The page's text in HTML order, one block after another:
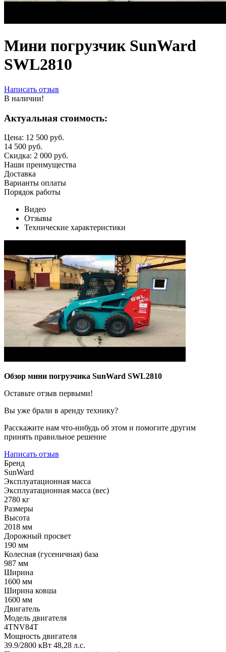
Мини погрузчик SunWard
SWL2810
Написать отзыв
В наличии!
Актуальная стоимость:
Цена: 12 500 руб.
14 500 руб.
Скидка: 2 000 руб.
Наши преимущества
Доставка
Варианты оплаты
Порядок работы
Видео
Отзывы
Технические характеристики
Обзор мини погрузчика SunWard SWL2810
Оставьте отзыв первыми!
Вы уже брали в аренду технику?
Расскажите нам что-нибудь об этом и помогите другим
принять правильное решение
Написать отзыв
Бренд
SunWard
Эксплуатационная масса
Эксплуатационная масса (вес)
2780 кг
Размеры
Высота
2018 мм
Дорожный просвет
190 мм
Колесная (гусеничная) база
987 мм
Ширина
1600 мм
Ширина ковша
1600 мм
Двигатель
Модель двигателя
4TNV84T
Мощность двигателя
39.9/2800 кВт 48,28 л.с.